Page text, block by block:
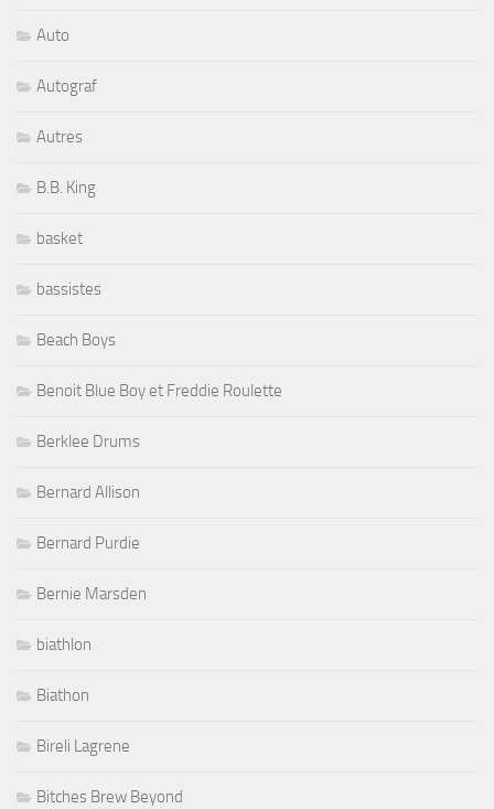
Auto
Autograf
Autres
B.B. King
basket
bassistes
Beach Boys
Benoit Blue Boy et Freddie Roulette
Berklee Drums
Bernard Allison
Bernard Purdie
Bernie Marsden
biathlon
Biathon
Bireli Lagrene
Bitches Brew Beyond